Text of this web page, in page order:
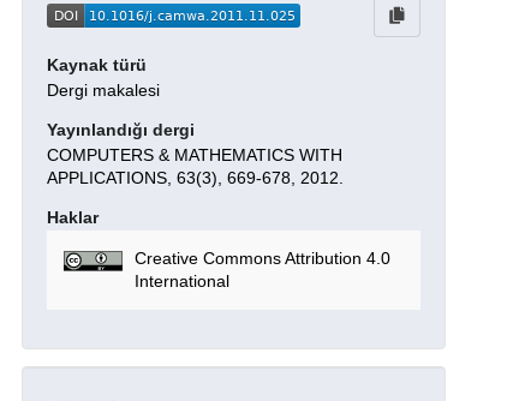
Kaynak türü
Dergi makalesi
Yayınlandığı dergi
COMPUTERS & MATHEMATICS WITH
APPLICATIONS, 63(3), 669-678, 2012.
Haklar
Creative Commons Attribution 4.0
International